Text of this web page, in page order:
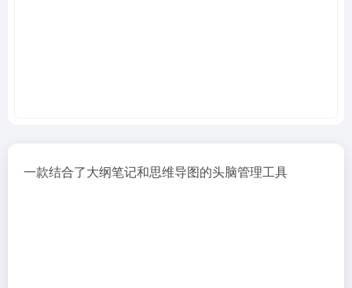
一款结合了大纲笔记和思维导图的头脑管理工具